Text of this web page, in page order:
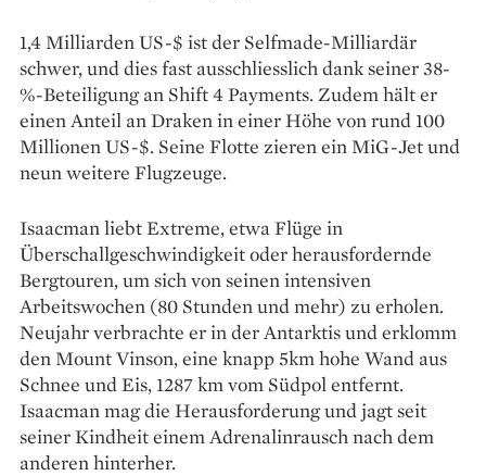
1,4 Milliarden US-$ ist der Self­made-Milliardär
schwer, und dies fast ausschliesslich dank seiner 38-
%-Beteiligung an Shift 4 Payments. Zudem hält er
einen Anteil an Draken in einer Höhe von rund 100
Millionen US-$. Seine Flotte zieren ein MiG-Jet und
neun wei­tere Flugzeuge.
Isaacman liebt Extreme, etwa Flüge in
Überschallgeschwindigkeit oder her­ausfordernde
Bergtouren, um sich von seinen intensiven
Arbeitswochen (80 Stunden und mehr) zu erholen.
Neujahr ver­brachte er in der Antarktis und erklomm
den Mount Vinson, eine knapp 5km hohe Wand aus
Schnee und Eis, 1287 km vom Südpol entfernt.
Isaacman mag die Herausforderung und jagt seit
seiner Kindheit einem Adrenalinrausch nach dem
anderen hinterher.